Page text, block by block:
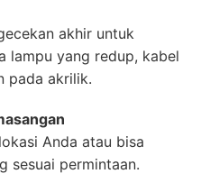
akhir untuk
lampu yang redup, kabel
pada akrilik.
Anda atau bisa
sesuai permintaan.